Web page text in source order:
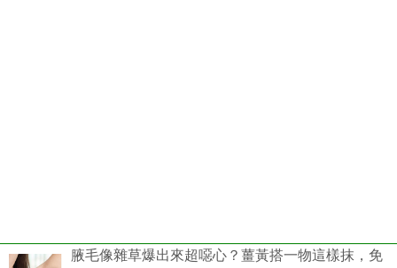
腋毛像雜草爆出來超噁心？薑黃搭一物這樣抹，免